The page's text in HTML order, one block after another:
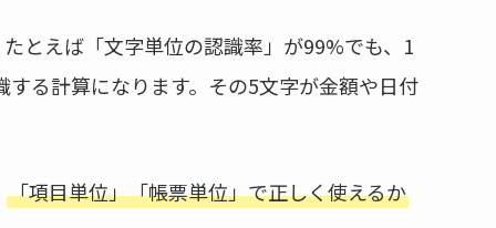
とえば「文字単位の認識率」が99%でも、1
る計算になります。その5文字が金額や日付
「項目単位」「帳票単位」で正しく使えるか